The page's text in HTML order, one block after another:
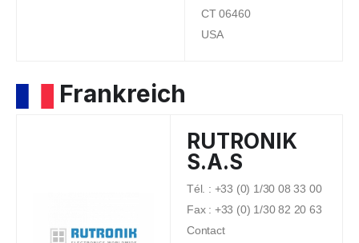
CT 06460
USA
Frankreich
RUTRONIK
S.A.S
Tél. : +33 (0) 1/30 08 33 00
Fax : +33 (0) 1/30 82 20 63
Contact